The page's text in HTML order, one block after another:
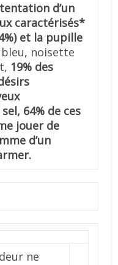
d’un
caractérisés*
et la pupille
bleu, noisette
19% des
64% de ces
jouer de
d’un
ne